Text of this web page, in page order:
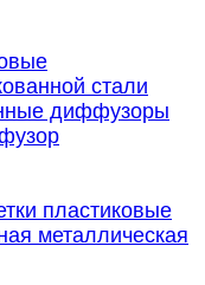
стали
диффузоры
пластиковые
металлическая